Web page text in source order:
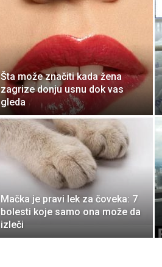
Šta može značiti kada žena
zagrize donju usnu dok vas
gleda
Mačka je pravi lek za čoveka: 7
bolesti koje samo ona može da
izleči